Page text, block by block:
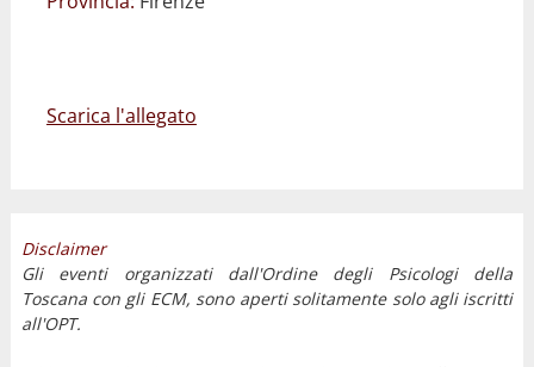
Scarica l'allegato
Disclaimer
Gli eventi organizzati dall'Ordine degli Psicologi della
Toscana con gli ECM, sono aperti solitamente solo agli iscritti
all'OPT.